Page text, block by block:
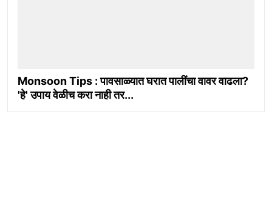
Monsoon Tips : पावसाळ्यात घरात पालींचा वावर वाढला?
'हे' उपाय वेळीच करा नाही तर...